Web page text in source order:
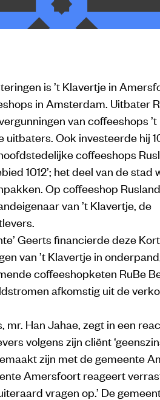
is ’t Klavertje in
in Amsterdam. Uitbater
van coffeeshops
uitbaters. Ook investeerde hij
coffeeshops
1012’; het deel van de stad
Op coffeeshop
van ’t Klavertje, de
Geerts financierde deze
van ’t Klavertje in
coffeeshopketen RuBe
afkomstig uit de
mr. Han Jahae, zegt in een
volgens zijn cliënt
zijn met de gemeente
Amersfoort reageert
vragen op.’ De